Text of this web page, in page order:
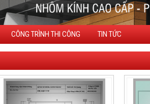
CÔNG TRÌNH THI CÔNG TIN TỨC